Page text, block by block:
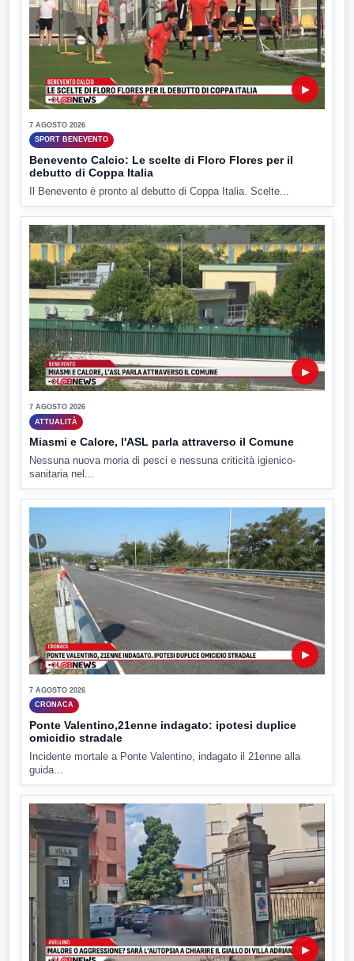
▶
7 AGOSTO 2026
SPORT BENEVENTO
Benevento Calcio: Le scelte di Floro Flores per il
debutto di Coppa Italia
Il Benevento è pronto al debutto di Coppa Italia. Scelte...
▶
7 AGOSTO 2026
ATTUALITÀ
Miasmi e Calore, l'ASL parla attraverso il Comune
Nessuna nuova moria di pesci e nessuna criticità igienico-
sanitaria nel...
▶
7 AGOSTO 2026
CRONACA
Ponte Valentino,21enne indagato: ipotesi duplice
omicidio stradale
Incidente mortale a Ponte Valentino, indagato il 21enne alla
guida...
▶